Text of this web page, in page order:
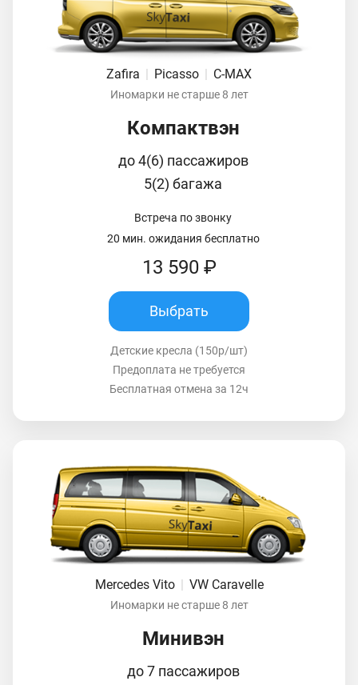
Zafira | Picasso | C-MAX
Иномарки не старше 8 лет
Компактвэн
до 4(6) пассажиров
5(2) багажа
Встреча по звонку
20 мин. ожидания бесплатно
13 590 ₽
Выбрать
Детские кресла (150р/шт)
Предоплата не требуется
Бесплатная отмена за 12ч
Mercedes Vito VW Caravelle
Иномарки не старше 8 лет
Минивэн
до 7 пассажиров